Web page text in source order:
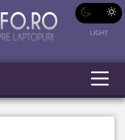
LIGHT